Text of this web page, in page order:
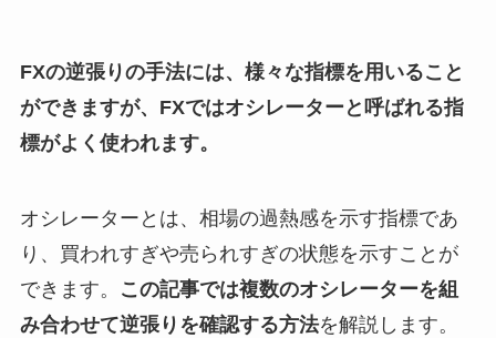
FXの逆張りの手法には、様々な指標を用いること
ができますが、FXではオシレーターと呼ばれる指
標がよく使われます。
オシレーターとは、相場の過熱感を示す指標であ
り、買われすぎや売られすぎの状態を示すことが
できます。
この記事では複数のオシレーターを組
み合わせて逆張りを確認する方法を解説します。